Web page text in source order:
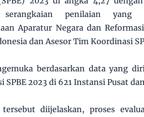
serangkaian penilaian yang
Aparatur Negara dan
dan Asesor Tim Koordinasi
berdasarkan data yang
SPBE 2023 di 621 Instansi Pusat
diijelaskan, proses